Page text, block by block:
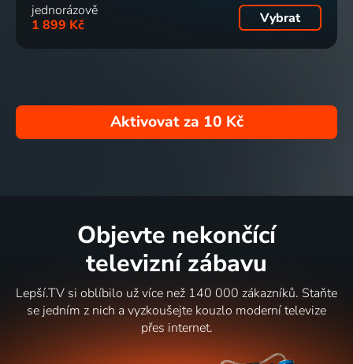
jednorázově
1 899 Kč
Vybrat
Aktivovat za 10 Kč
Objevte nekončící
televizní zábavu
Lepší.TV si oblíbilo už více než 140 000 zákazníků. Staňte
se jedním z nich a vyzkoušejte kouzlo moderní televize
přes internet.